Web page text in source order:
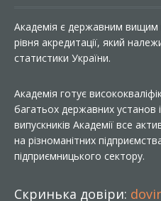
Академія є державним
рівня акредитації, який
статистики України.
Академія готує
багатьох державних установ і
випускників Академії все
на різноманітних
підприємницького сектору.
Скринька довіри: